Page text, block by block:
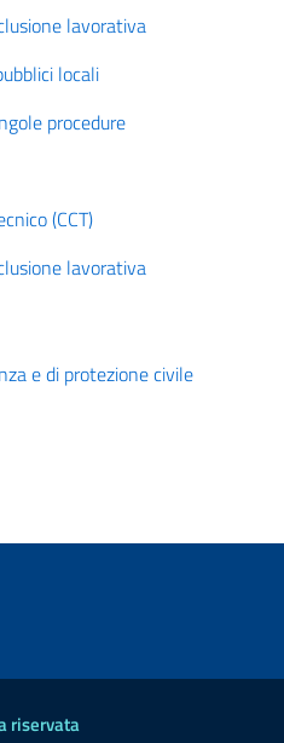
lavorativa
locali
procedure
(CCT)
lavorativa
e di protezione civile
riservata